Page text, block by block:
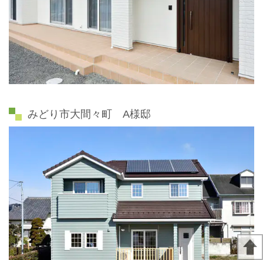
みどり市大間々町 A様邸